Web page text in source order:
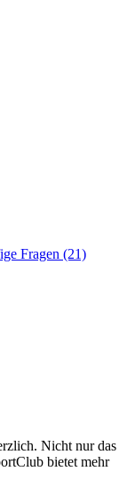
Fragen (21)
Nicht nur das
bietet mehr